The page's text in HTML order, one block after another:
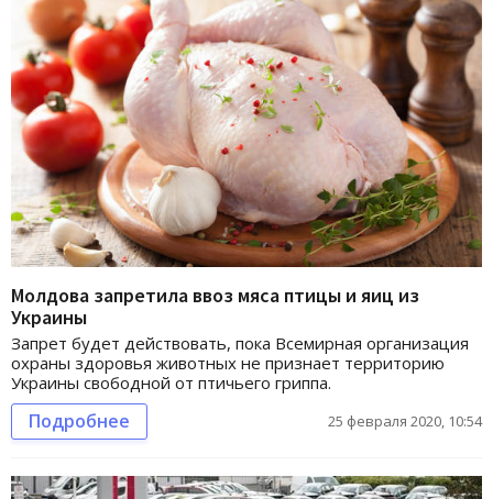
Молдова запретила ввоз мяса птицы и яиц из
Украины
Запрет будет действовать, пока Всемирная организация
охраны здоровья животных не признает территорию
Украины свободной от птичьего гриппа.
Подробнее 25 февраля 2020, 10:54